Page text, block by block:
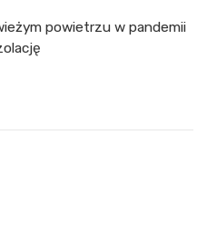
powietrzu w pandemii